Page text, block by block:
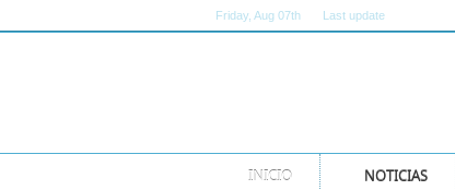
Friday , Aug 07th Last update
INICIO NOTICIAS